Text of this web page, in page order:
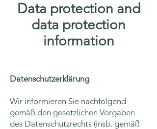
Data protection and
data protection
information
Datenschutzerklärung
Wir informieren Sie nachfolgend
gemäß den gesetzlichen Vorgaben
des Datenschutzrechts (insb. gemäß